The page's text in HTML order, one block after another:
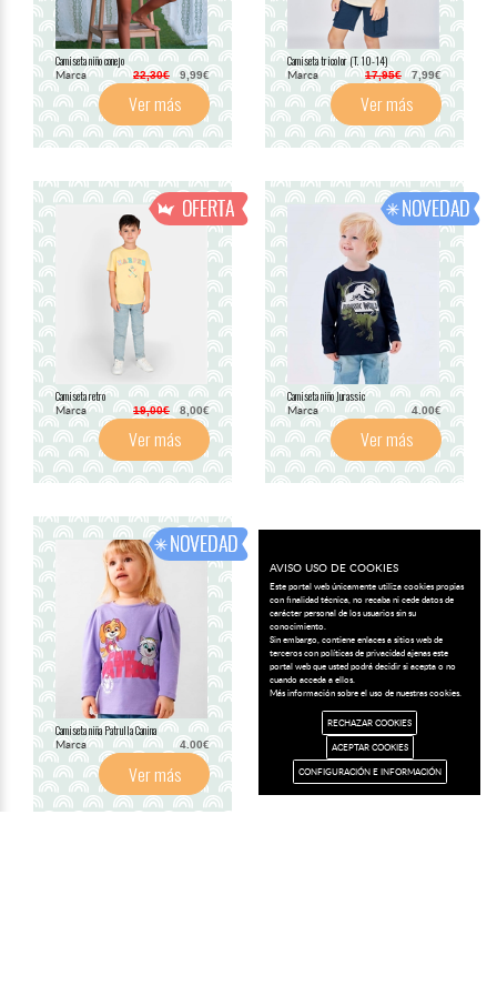
Camiseta niño conejo
Marca 22,30€ 9,99€
Ver más
Camiseta tricolor (T. 10-14)
Marca 17,95€ 7,99€
Ver más
Camiseta retro
Marca 19,00€ 8,00€
Ver más
Camiseta niño Jurassic
Marca 4.00€
Ver más
Camiseta niña Patrulla Canina
Marca 4.00€
Ver más
AVISO USO DE COOKIES
Este portal web únicamente utiliza cookies propias
con finalidad técnica, no recaba ni cede datos de
carácter personal de los usuarios sin su
conocimiento.
Sin embargo, contiene enlaces a sitios web de
terceros con políticas de privacidad ajenas este
portal web que usted podrá decidir si acepta o no
cuando acceda a ellos.
Más información sobre el uso de nuestras cookies.
RECHAZAR COOKIES
ACEPTAR COOKIES
CONFIGURACIÓN E INFORMACIÓN